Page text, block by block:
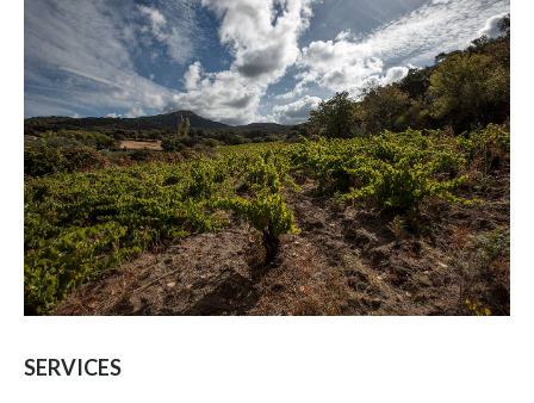
SERVICES